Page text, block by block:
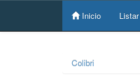
Skip
Inicio Listar
Colibri